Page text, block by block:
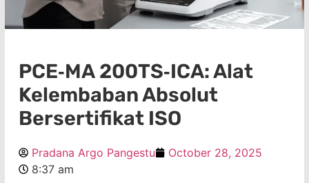
PCE‑MA 200TS‑ICA: Alat
Kelembaban Absolut
Bersertifikat ISO
Pradana Argo Pangestu
October 28, 2025
8:37 am